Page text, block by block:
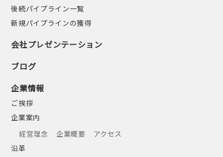
後続パイプライン一覧
新規パイプラインの獲得
会社プレゼンテーション
ブログ
企業情報
ご挨拶
企業案内
経営理念
企業概要
アクセス
沿革